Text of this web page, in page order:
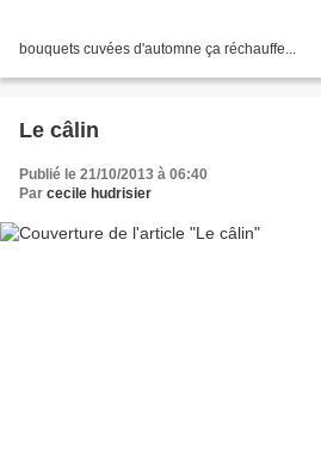
bouquets cuvées d'automne ça réchauffe...
Le câlin
Publié le 21/10/2013 à 06:40
Par cecile hudrisier